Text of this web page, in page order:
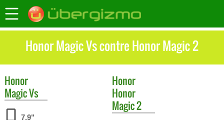
Honor Magic Vs contre Honor Magic 2
Honor
Magic Vs
7.9"
Honor
Honor
Magic 2